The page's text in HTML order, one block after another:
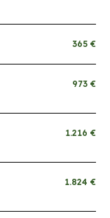
365 €
973 €
1.216 €
1.824 €